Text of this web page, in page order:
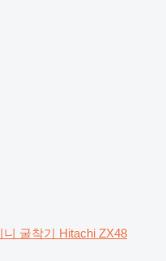
니 굴착기 Hitachi ZX48